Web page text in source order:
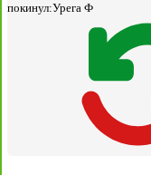
покинул:Урега Ф